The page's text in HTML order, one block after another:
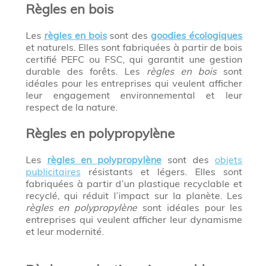
Règles en bois
Les règles en boissont desgoodies écologiques
et naturels. Elles sont fabriquées à partir de bois
certifié PEFC ou FSC, qui garantit une gestion
durable des forêts. Les règles en boissont
idéales pour les entreprises qui veulent afficher
leur engagement environnemental et leur
respect de la nature.
Règles en polypropylène
Les règles en polypropylène sont desobjets
publicitaires résistants et légers. Elles sont
fabriquées à partir d’un plastique recyclable et
recyclé, qui réduit l’impact sur la planète. Les
règles en polypropylènesont idéales pour les
entreprises qui veulent afficher leur dynamisme
et leur modernité.